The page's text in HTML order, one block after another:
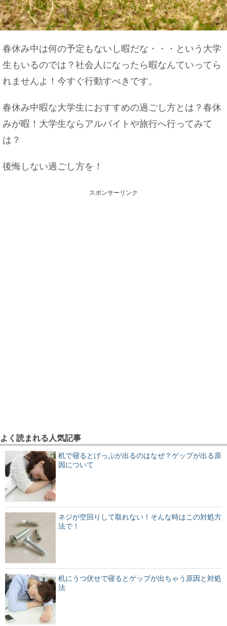
春休み中は何の予定もないし暇だな・・・という大学
生もいるのでは？社会人になったら暇なんていってら
れませんよ！今すぐ行動すべきです。
春休み中暇な大学生におすすめの過ごし方とは？春休
みが暇！大学生ならアルバイトや旅行へ行ってみて
は？
後悔しない過ごし方を！
スポンサーリンク
よく読まれる人気記事
机で寝るとげっぷが出るのはなぜ？ゲップが出る原
因について
ネジが空回りして取れない！そんな時はこの対処方
法で！
机にうつ伏せで寝るとゲップが出ちゃう原因と対処
法